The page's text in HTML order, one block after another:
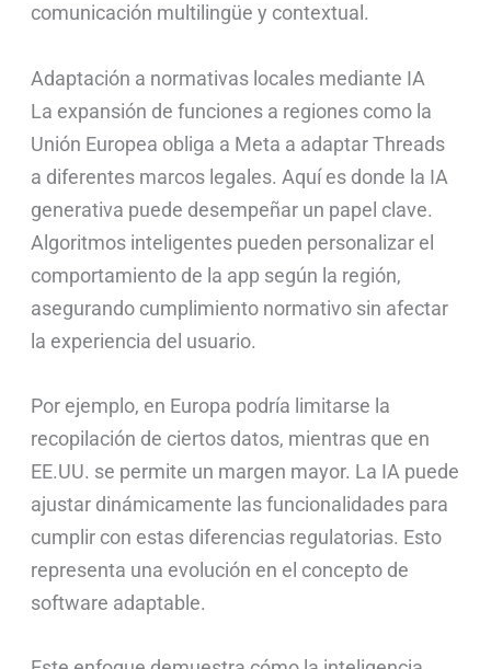
comunicación multilingüe y contextual.
Adaptación a normativas locales mediante IA
La expansión de funciones a regiones como la
Unión Europea obliga a Meta a adaptar Threads
a diferentes marcos legales. Aquí es donde la IA
generativa puede desempeñar un papel clave.
Algoritmos inteligentes pueden personalizar el
comportamiento de la app según la región,
asegurando cumplimiento normativo sin afectar
la experiencia del usuario.
Por ejemplo, en Europa podría limitarse la
recopilación de ciertos datos, mientras que en
EE.UU. se permite un margen mayor. La IA puede
ajustar dinámicamente las funcionalidades para
cumplir con estas diferencias regulatorias. Esto
representa una evolución en el concepto de
software adaptable.